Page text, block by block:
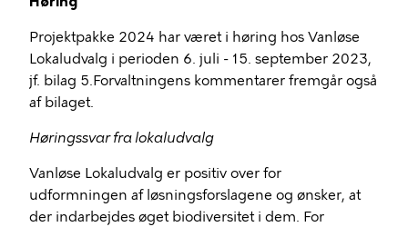
Projektpakke 2024 har været i høring hos Vanløse
Lokaludvalg i perioden 6. juli - 15. september 2023,
jf. bilag 5.Forvaltningens kommentarer fremgår også
af bilaget.
Høringssvar fra lokaludvalg
Vanløse Lokaludvalg er positiv over for
udformningen af løsningsforslagene og ønsker, at
der indarbejdes øget biodiversitet i dem. For